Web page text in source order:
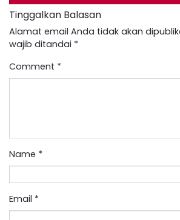
Tinggalkan Balasan
Alamat email Anda tidak akan
wajib ditandai *
Comment *
Name *
Email *